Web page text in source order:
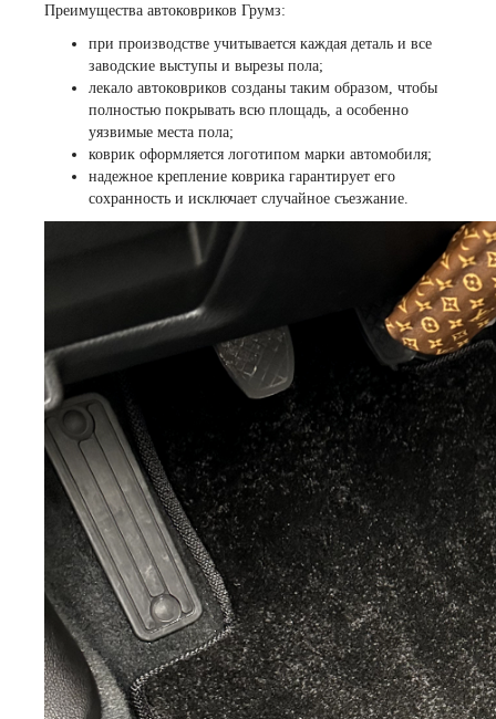
Преимущества автоковриков Грумз:
при производстве учитывается каждая деталь и все
заводские выступы и вырезы пола;
лекало автоковриков созданы таким образом, чтобы
полностью покрывать всю площадь, а особенно
уязвимые места пола;
коврик оформляется логотипом марки автомобиля;
надежное крепление коврика гарантирует его
сохранность и исключает случайное съезжание.